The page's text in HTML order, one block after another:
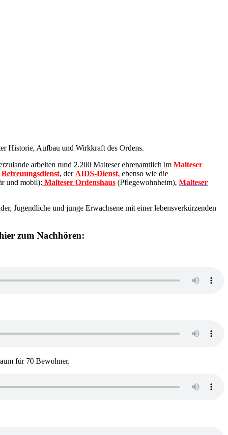
Historie, Aufbau und Wirkkraft des Ordens.
arbeiten rund 2.200 Malteser ehrenamtlich im Malteser
Betreuungsdienst, der AIDS-Dienst, ebenso wie die
und mobil): Malteser Ordenshaus (Pflegewohnheim), Malteser
Jugendliche und junge Erwachsene mit einer lebensverkürzenden
zum Nachhören:
für 70 Bewohner.